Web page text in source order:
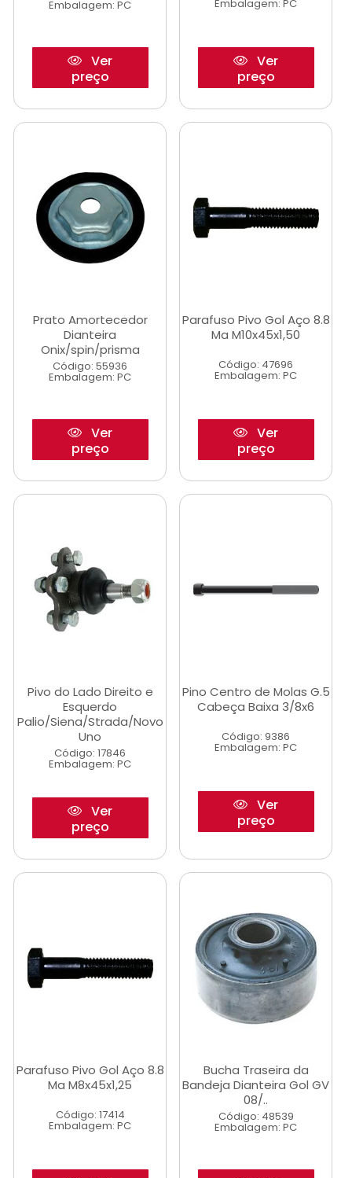
Embalagem: PC
Ver
preço
Embalagem: PC
Ver
preço
Prato Amortecedor
Dianteira
Onix/spin/prisma
Código: 55936
Embalagem: PC
Ver
preço
Parafuso Pivo Gol Aço 8.8
Ma M10x45x1,50
Código: 47696
Embalagem: PC
Ver
preço
Pivo do Lado Direito e
Esquerdo
Palio/Siena/Strada/Novo
Uno
Código: 17846
Embalagem: PC
Ver
preço
Pino Centro de Molas G.5
Cabeça Baixa 3/8x6
Código: 9386
Embalagem: PC
Ver
preço
Parafuso Pivo Gol Aço 8.8
Ma M8x45x1,25
Código: 17414
Embalagem: PC
Bucha Traseira da
Bandeja Dianteira Gol GV
08/..
Código: 48539
Embalagem: PC